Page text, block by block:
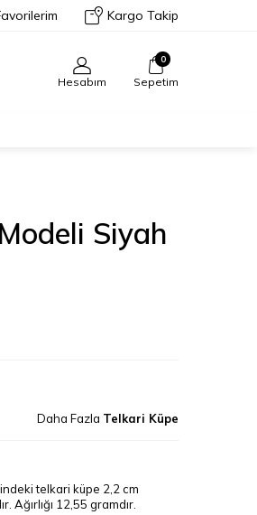
Kargo Takip
Hesabım
0
Sepetim
Siyah
Daha Fazla Telkari Küpe
telkari küpe 2,2 cm
Ağırlığı 12,55 gramdır.